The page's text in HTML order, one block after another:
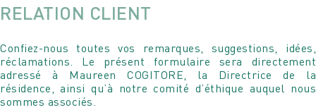
RELATION CLIENT
Confiez-nous toutes vos remarques, suggestions, idées,
réclamations. Le présent formulaire sera directement
adressé à Maureen COGITORE, la Directrice de la
résidence, ainsi qu’à notre comité d’éthique auquel nous
sommes associés.